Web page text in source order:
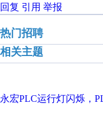
回复 引用 举报
热门招聘
相关主题
永宏PLC运行灯闪烁，